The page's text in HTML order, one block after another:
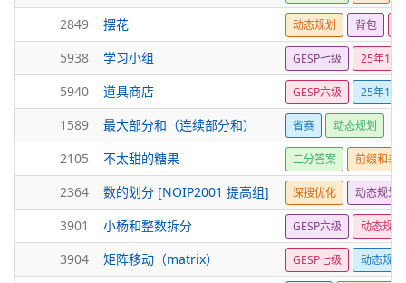
2849 摆花 动态规划 背包
5938 学习小组 GESP七级 25年12
5940 道具商店 GESP六级 25年12
1589 最大部分和（连续部分和） 省赛 动态规划
2105 不太甜的糖果 二分答案 前缀和差
2364 数的划分 [NOIP2001 提高组] 深搜优化 动态规划
3901 小杨和整数拆分 GESP六级 动态规划
3904 矩阵移动（matrix） GESP七级 动态规划